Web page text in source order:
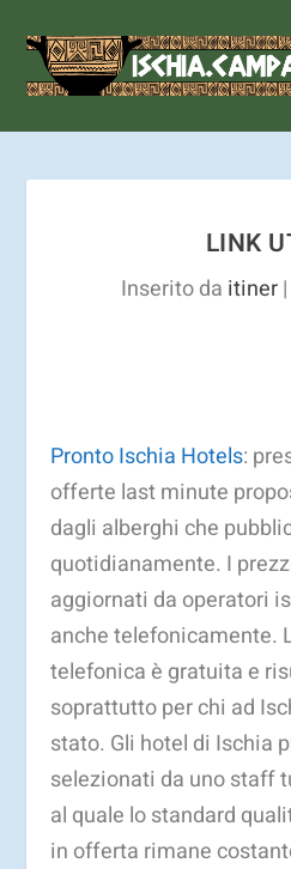
LINK
Inserito da itiner|
Pronto Ischia Hotels:
offerte last minute
dagli alberghi che
quotidianamente. I
aggiornati da operatori
anche telefonicamente.
telefonica è gratuita e
soprattutto per chi ad
stato. Gli hotel di Ischia
selezionati da uno staff
al quale lo standard
in offerta rimane
tali servizi, accetti